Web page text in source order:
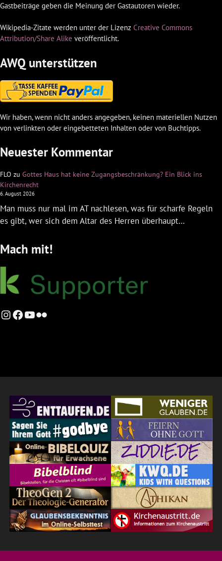
Gastbeiträge geben die Meinung der Gastautoren wieder.
Wikipedia-Zitate werden unter der Lizenz Creative Commons
Attribution/Share Alike veröffentlicht.
AWQ unterstützen
Wir haben, wenn nicht anders angegeben, keinen materiellen Nutzen
von verlinkten oder eingebetteten Inhalten oder von Buchtipps.
Neuester Kommentar
FLO zu Gottes Haus hat keine Zugangsbeschränkung? Ein Blick ins
Kirchenrecht
6. August 2026
Man muss nur mal im AT nachlesen, was für scharfe Regeln
es gibt, wer sich dem Altar des Herren überhaupt…
Mach mit!
Instagram
Facebook
YouTube
Flickr